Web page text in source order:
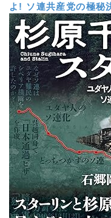
よ! ソ連共産党の極秘